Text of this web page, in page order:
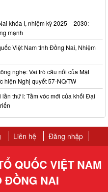
khóa I, nhiệm kỳ 2025 – 2030:
mạnh
Việt Nam tỉnh Đồng Nai, Nhiệm
nghệ: Vai trò cầu nối của Mặt
hiện Nghị quyết 57-NQ/TW
thứ I: Tầm vóc mới của khối Đại
Liên hệ Đăng nhập
QUỐC VIỆT NAM
ĐỒNG NAI